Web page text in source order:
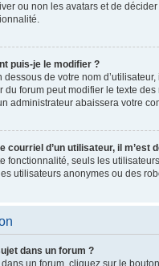
ou non les avatars et de
puis-je le modifier ?
dessous de votre nom
du forum peut modifier le texte
administrateur abaissera votre
courriel d’un utilisateur, il m’est
fonctionnalité, seuls les
utilisateurs anonymes ou des
dans un forum ?
un forum, cliquez sur le